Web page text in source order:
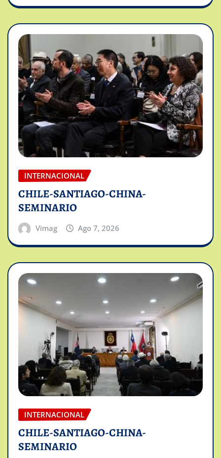
INTERNACIONAL
CHILE-SANTIAGO-CHINA-
SEMINARIO
Vimag Ago 7, 2026
INTERNACIONAL
CHILE-SANTIAGO-CHINA-
SEMINARIO